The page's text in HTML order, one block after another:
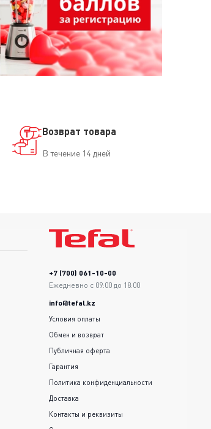
Возврат товара
В течение 14 дней
+7 (700) 061-10-00
Ежедневно с 09:00 до 18:00
info@tefal.kz
Условия оплаты
Обмен и возврат
Публичная оферта
Гарантия
Политика конфиденциальности
Доставка
Контакты и реквизиты